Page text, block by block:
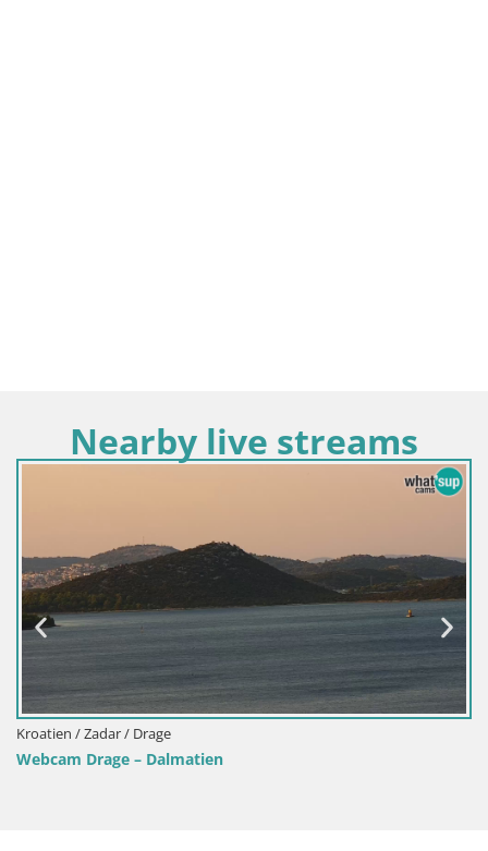
Nearby live streams
Kroatien / Zadar / Drage
Webcam Drage – Dalmatien